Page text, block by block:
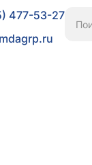
477-53-27